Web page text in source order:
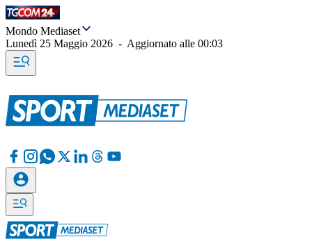
Mondo Mediaset
Lunedì 25 Maggio 2026 - Aggiornato alle 00:03